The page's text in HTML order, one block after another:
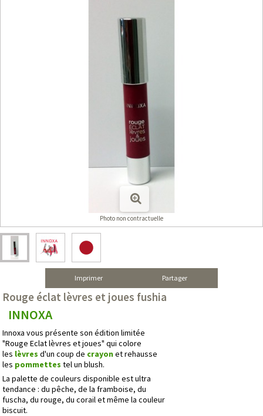
Photo non contractuelle
Imprimer Partager
Rouge éclat lèvres et joues fushia
INNOXA
Innoxa vous présente son édition limitée
"Rouge Eclat lèvres et joues" qui colore
les lèvres d'un coup de crayonet rehausse
les pommettes tel un blush.
La palette de couleurs disponible est ultra
tendance : du pêche, de la framboise, du
fuscha, du rouge, du corail et même la couleur
biscuit.